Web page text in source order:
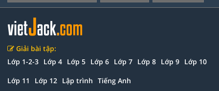
Giải bài tập:
Lớp 1-2-3 Lớp 4 Lớp 5 Lớp 6 Lớp 7 Lớp 8 Lớp 9 Lớp 10
Lớp 11 Lớp 12 Lập trình Tiếng Anh